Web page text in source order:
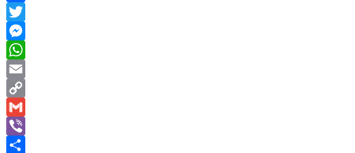
Facebook
Twitter
Messenger
WhatsApp
Email
Copy
Link
Gmail
Viber